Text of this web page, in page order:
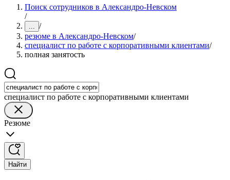
Поиск сотрудников в Александро-Невском
/
... /
резюме в Александро-Невском/
специалист по работе с корпоративными клиентами/
полная занятость
специалист по работе с корпоративными клиентами
Резюме
Найти